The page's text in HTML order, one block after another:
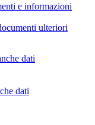
e informazioni
ulteriori
dati
dati